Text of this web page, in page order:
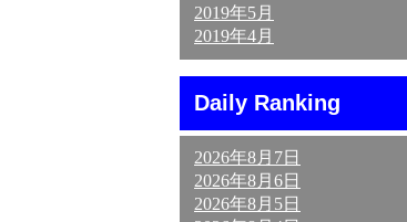
2019年5月
2019年4月
Daily Ranking
2026年8月7日
2026年8月6日
2026年8月5日